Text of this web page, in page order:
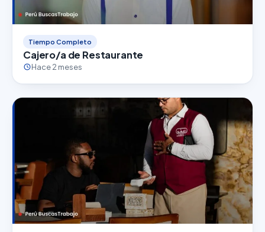
Tiempo Completo
Cajero/a de Restaurante
Hace 2 meses